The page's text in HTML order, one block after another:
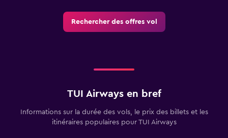
Rechercher des offres vol
TUI Airways en bref
Informations sur la durée des vols, le prix des billets et les
itinéraires populaires pour TUI Airways